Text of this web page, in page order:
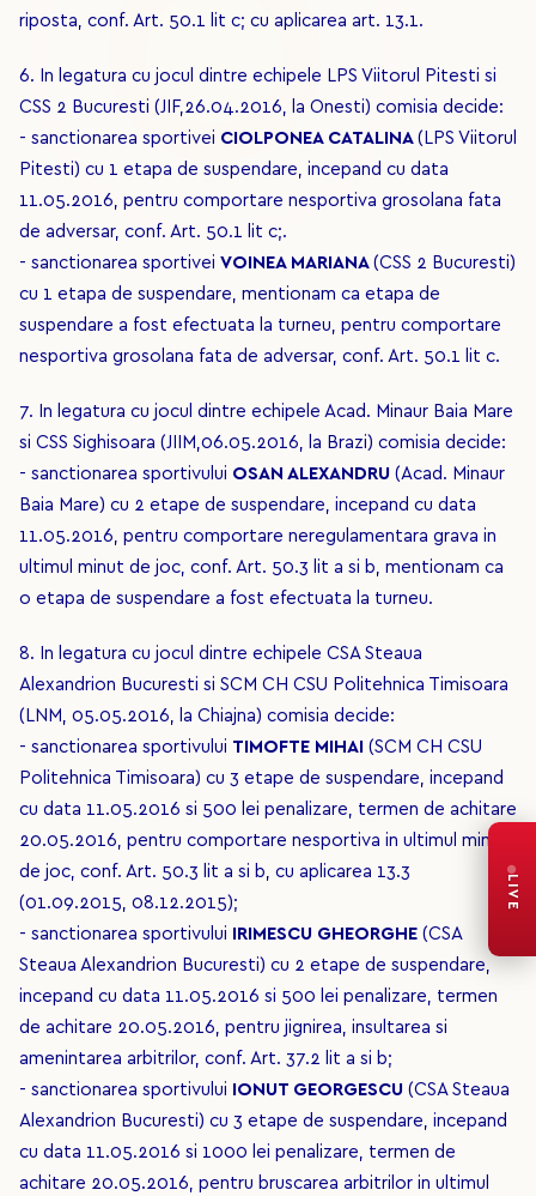
riposta, conf. Art. 50.1 lit c; cu aplicarea art. 13.1.
6. In legatura cu jocul dintre echipele LPS Viitorul Pitesti si
CSS 2 Bucuresti (JIF,26.04.2016, la Onesti) comisia decide:
- sanctionarea sportivei CIOLPONEA CATALINA (LPS Viitorul
Pitesti) cu 1 etapa de suspendare, incepand cu data
11.05.2016, pentru comportare nesportiva grosolana fata
de adversar, conf. Art. 50.1 lit c;.
- sanctionarea sportivei VOINEA MARIANA (CSS 2 Bucuresti)
cu 1 etapa de suspendare, mentionam ca etapa de
suspendare a fost efectuata la turneu, pentru comportare
nesportiva grosolana fata de adversar, conf. Art. 50.1 lit c.
7. In legatura cu jocul dintre echipele Acad. Minaur Baia Mare
si CSS Sighisoara (JIIM,06.05.2016, la Brazi) comisia decide:
- sanctionarea sportivului OSAN ALEXANDRU (Acad. Minaur
Baia Mare) cu 2 etape de suspendare, incepand cu data
11.05.2016, pentru comportare neregulamentara grava in
ultimul minut de joc, conf. Art. 50.3 lit a si b, mentionam ca
o etapa de suspendare a fost efectuata la turneu.
8. In legatura cu jocul dintre echipele CSA Steaua
Alexandrion Bucuresti si SCM CH CSU Politehnica Timisoara
(LNM, 05.05.2016, la Chiajna) comisia decide:
- sanctionarea sportivului TIMOFTE MIHAI (SCM CH CSU
Politehnica Timisoara) cu 3 etape de suspendare, incepand
cu data 11.05.2016 si 500 lei penalizare, termen de achitare
20.05.2016, pentru comportare nesportiva in ultimul minut
de joc, conf. Art. 50.3 lit a si b, cu aplicarea 13.3
(01.09.2015, 08.12.2015);
- sanctionarea sportivului
IRIMESCU GHEORGHE (CSA
Steaua Alexandrion Bucuresti) cu 2 etape de suspendare,
incepand cu data 11.05.2016 si 500 lei penalizare, termen
de achitare 20.05.2016, pentru jignirea, insultarea si
amenintarea arbitrilor, conf. Art. 37.2 lit a si b;
- sanctionarea sportivului
IONUT GEORGESCU (CSA Steaua
Alexandrion Bucuresti) cu 3 etape de suspendare, incepand
cu data 11.05.2016 si 1000 lei penalizare, termen de
achitare 20.05.2016, pentru bruscarea arbitrilor in ultimul
LIVE